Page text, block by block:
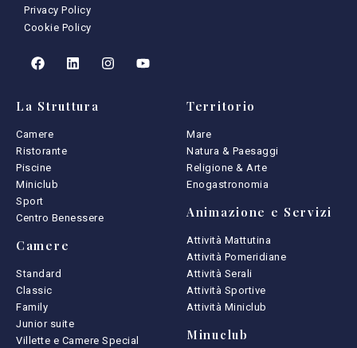
Privacy Policy
Cookie Policy
La Struttura
Camere
Ristorante
Piscine
Miniclub
Sport
Centro Benessere
Camere
Standard
Classic
Family
Junior suite
Villette e Camere Special
Territorio
Mare
Natura & Paesaggi
Religione & Arte
Enogastronomia
Animazione e Servizi
Attività Mattutina
Attività Pomeridiane
Attività Serali
Attività Sportive
Attività Miniclub
Minuclub